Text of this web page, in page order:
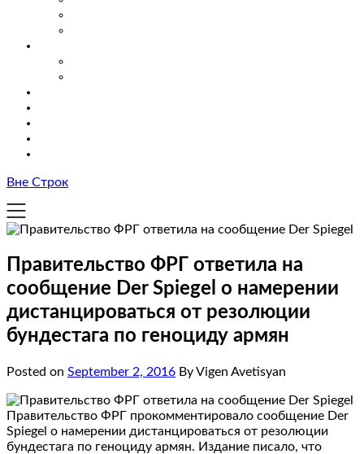
Вне Строк
Правительство ФРГ ответила на
сообщение Der Spiegel о намерении
дистанцироваться от резолюции
бундестага по геноциду армян
Posted on September 2, 2016 By Vigen Avetisyan
Правительство ФРГ прокомментировало сообщение Der
Spiegel о намерении дистанцироваться от резолюции
бундестага по геноциду армян. Издание писало, что